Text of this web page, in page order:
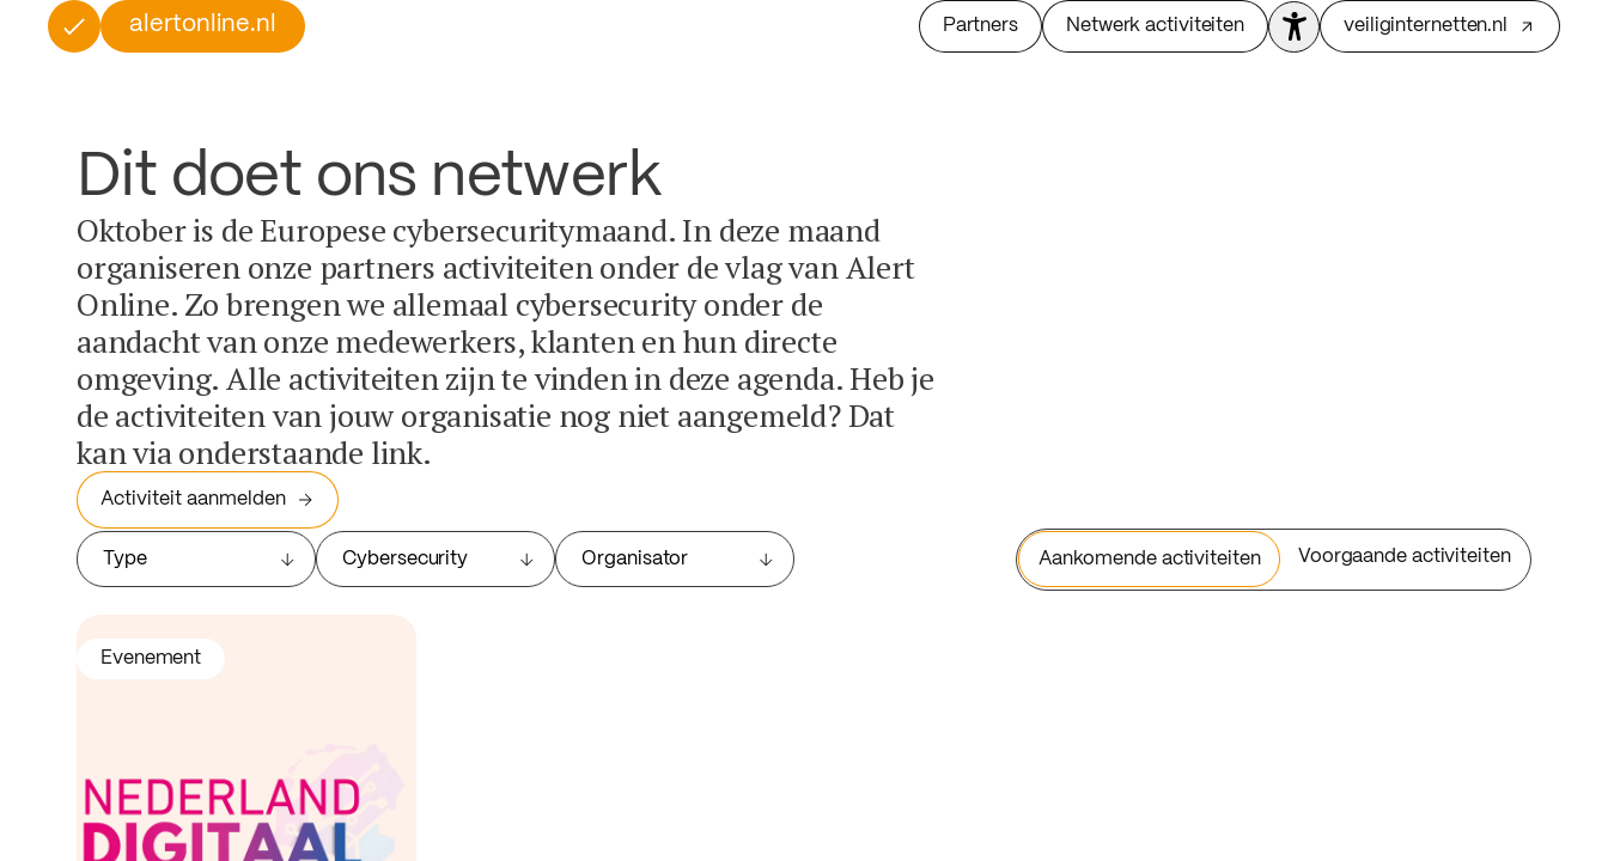
alertonline.nl Partners Netwerk activiteiten veiliginternetten.nl
Dit doet ons netwerk
Oktober is de Europese cybersecuritymaand. In deze maand
organiseren onze partners activiteiten onder de vlag van Alert
Online. Zo brengen we allemaal cybersecurity onder de
aandacht van onze medewerkers, klanten en hun directe
omgeving. Alle activiteiten zijn te vinden in deze agenda. Heb je
de activiteiten van jouw organisatie nog niet aangemeld? Dat
kan via onderstaande link.
Activiteit aanmelden
Type Cybersecurity Organisator Aankomende activiteiten Voorgaande activiteiten
Evenement